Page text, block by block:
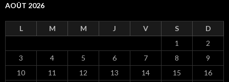
AOÛT 2026
L M M J V S D
1
2
3
4 5 6 7 8
9
10
11 12 13 14 15
16